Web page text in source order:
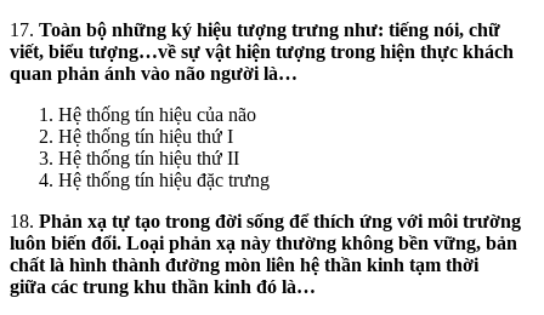
17. Toàn bộ những ký hiệu tượng trưng như: tiếng nói, chữ
viết, biểu tượng…về sự vật hiện tượng trong hiện thực khách
quan phản ánh vào não người là…
Hệ thống tín hiệu của não
Hệ thống tín hiệu thứ I
Hệ thống tín hiệu thứ II
Hệ thống tín hiệu đặc trưng
18. Phản xạ tự tạo trong đời sống để thích ứng với môi trường
luôn biến đổi. Loại phản xạ này thường không bền vững, bản
chất là hình thành đường mòn liên hệ thần kinh tạm thời
giữa các trung khu thần kinh đó là…